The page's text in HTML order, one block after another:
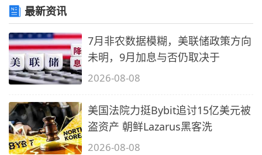
最新资讯
7月非农数据模糊，美联储政策方向
未明，9月加息与否仍取决于
2026-08-08
美国法院力挺Bybit追讨15亿美元被
盗资产 朝鲜Lazarus黑客洗
2026-08-08